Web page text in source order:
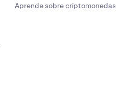
Kraken Derivatives US y
registrado en la Comisión
Productos Básicos (CFTC,
de la Asociación
sus siglas en inglés, con n.º
Aprende sobre criptomonedas